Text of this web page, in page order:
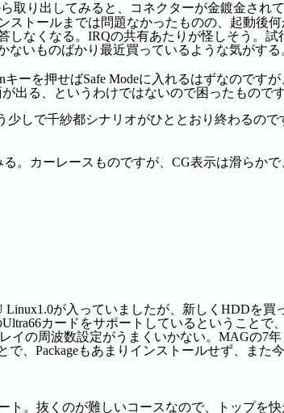
取り出してみると、コネクターが金鍍金され
トールまでは問題なかったものの、起動後
なくなる。IRQの共有あたりが怪しそう。
いものばかり最近買っているような気がする
ーを押せばSafe Modeに入れるはずなのです
出る、というわけではないので困ったものです
しで千紗都シナリオがひととおり終わるの
。カーレースものですが、CG表示は滑らか
が入っていましたが、新しくHDDを
カードをサポートしているということで
の周波数設定がうまくいかない。MAGの7
、Packageもあまりインストールせず、また
ト。抜くのが難しいコースなので、トップを